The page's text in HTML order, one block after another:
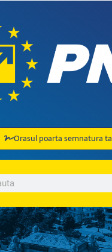
Orasul poarta semnatura ta